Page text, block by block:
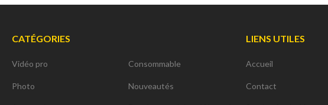
CATÉGORIES
Vidéo pro
Photo
Consommable
Nouveautés
LIENS UTILES
Accueil
Contact